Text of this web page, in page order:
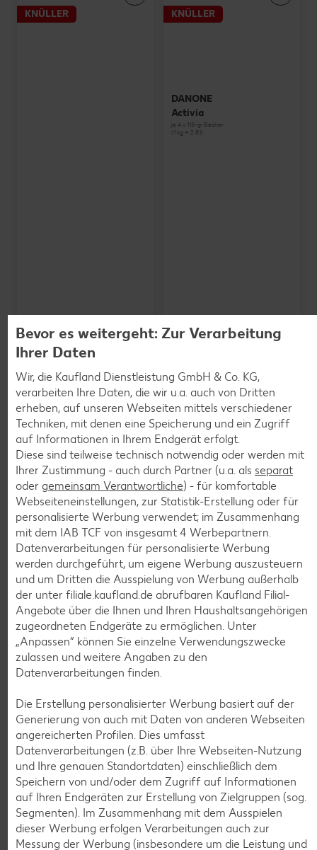
KNÜLLER
SCHWARZWALDMILCH
Bioland frische Vollmilch,
3,8 % Fett
nur
1.59
KNÜLLER
DANONE
Activia
je 4 x 115-g-Becher
(1 kg = 2.81)
nur
1.29
K-TAKE IT VEGGIE
Veganer Cocogurt vegan,
je 400-g-Becher
(1 kg = 3.23)
1.29
Weitere Angebote anzeigen
Diese Artikel findest du an unserer
Frischetheke
Bevor es weitergeht: Zur Verarbeitung
Ihrer Daten
Wir, die Kaufland Dienstleistung GmbH & Co. KG,
verarbeiten Ihre Daten, die wir u.a. auch von Dritten
erheben, auf unseren Webseiten mittels verschiedener
Techniken, mit denen eine Speicherung und ein Zugriff
auf Informationen in Ihrem Endgerät erfolgt.
Diese sind teilweise technisch notwendig oder werden mit
Ihrer Zustimmung - auch durch Partner (u.a. als separat
oder gemeinsam Verantwortliche) - für komfortable
Webseiteneinstellungen, zur Statistik-Erstellung oder für
personalisierte Werbung verwendet; im Zusammenhang
mit dem IAB TCF von insgesamt 4 Werbepartnern.
Datenverarbeitungen für personalisierte Werbung
werden durchgeführt, um eigene Werbung auszusteuern
und um Dritten die Ausspielung von Werbung außerhalb
der unter filiale.kaufland.de abrufbaren Kaufland Filial-
Angebote über die Ihnen und Ihren Haushaltsangehörigen
zugeordneten Endgeräte zu ermöglichen. Unter
„Anpassen“ können Sie einzelne Verwendungszwecke
zulassen und weitere Angaben zu den
Datenverarbeitungen finden.
Die Erstellung personalisierter Werbung basiert auf der
Generierung von auch mit Daten von anderen Webseiten
angereicherten Profilen. Dies umfasst
Datenverarbeitungen (z.B. über Ihre Webseiten-Nutzung
und Ihre genauen Standortdaten) einschließlich dem
Speichern von und/oder dem Zugriff auf Informationen
auf Ihren Endgeräten zur Erstellung von Zielgruppen (sog.
Segmenten). Im Zusammenhang mit dem Ausspielen
dieser Werbung erfolgen Verarbeitungen auch zur
Messung der Werbung (insbesondere um die Leistung und